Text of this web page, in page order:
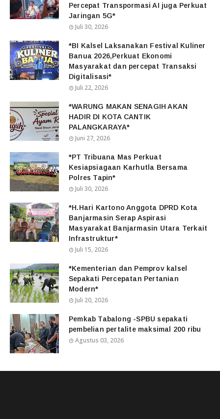
Percepat Transpormasi AI juga Perkuat
Jaringan 5G*
Juli 30, 2026
*BI Kalsel Laksanakan Festival Kuliner
Banua 2026,Perkuat Ekonomi
Masyarakat dan percepat Transaksi
Digitalisasi*
Juli 22, 2026
*WARUNG MAKAN SENAGIH AKAN
HADIR DI KOTA CANTIK
PALANGKARAYA*
Juni 27, 2026
*PT Tribuana Mas Perkuat
Kesiapsiagaan Karhutla Bersama
Polres Tapin*
Juli 30, 2026
*H.Hari Kartono Anggota DPRD Kota
Banjarmasin Serap Aspirasi
Masyarakat Banjarmasin Utara Terkait
Infrastruktur*
Juli 15, 2026
*Kementerian dan Pemprov kalsel
Sepakati Percepatan Pertanian
Modern*
Juli 20, 2026
Pemkab Tabalong -SPBU sepakati
pembelian pertalite maksimal 200 ribu
Agustus 03, 2026